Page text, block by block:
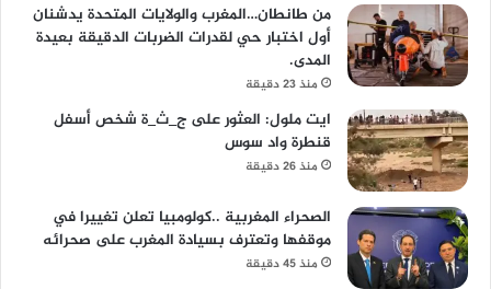
من طانطان…المغرب والولايات المتحدة يدشنان
أول اختبار حي لقدرات الضربات الدقيقة بعيدة
المدى.
منذ 23 دقيقة
ايت ملول: العثور على ج_ث_ة شخص أسفل
قنطرة واد سوس
منذ 26 دقيقة
الصحراء المغربية ..كولومبيا تعلن تغييرا في
موقفها وتعترف بسيادة المغرب على صحرائه
منذ 45 دقيقة